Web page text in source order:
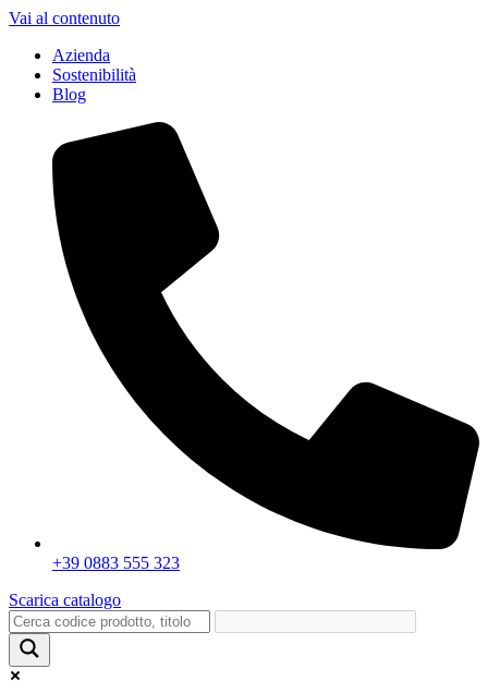
Vai al contenuto
Azienda
Sostenibilità
Blog
+39 0883 555 323
Scarica catalogo